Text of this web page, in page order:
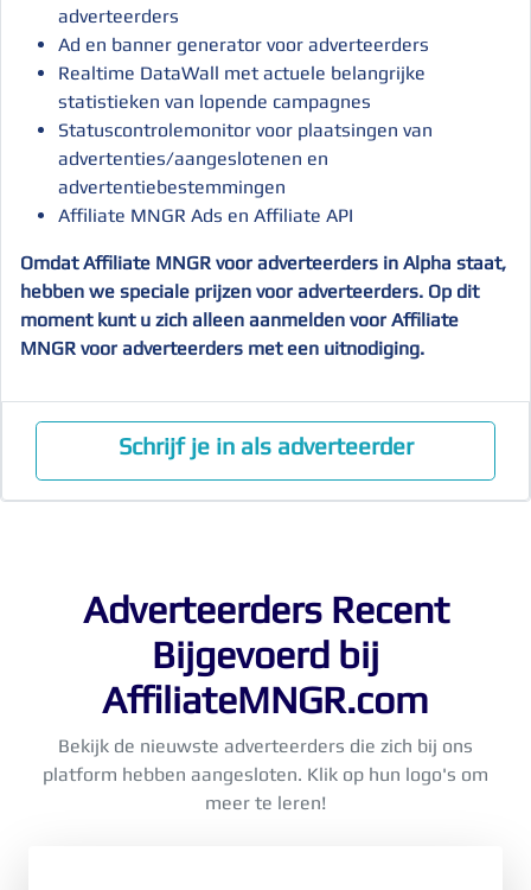
adverteerders
Ad en banner generator voor adverteerders
Realtime DataWall met actuele belangrijke
statistieken van lopende campagnes
Statuscontrolemonitor voor plaatsingen van
advertenties/aangeslotenen en
advertentiebestemmingen
Affiliate MNGR Ads en Affiliate API
Omdat Affiliate MNGR voor adverteerders in Alpha staat,
hebben we speciale prijzen voor adverteerders. Op dit
moment kunt u zich alleen aanmelden voor Affiliate
MNGR voor adverteerders met een uitnodiging.
Schrijf je in als adverteerder
Adverteerders Recent
Bijgevoerd bij
AffiliateMNGR.com
Bekijk de nieuwste adverteerders die zich bij ons
platform hebben aangesloten. Klik op hun logo's om
meer te leren!